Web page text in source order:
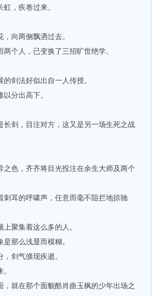
，疾卷过来。
向两侧飘洒过去。
个人，已变换了三招旷世绝学。
剑法好似出自一人传授。
分出高下。
剑，目注对方，这又是另一场生死之战
色，齐齐将目光投注在余生大师及两个
耳的呼啸声，任意而毫不阻拦地掠驰
聚集着这么多的人。
那么浅显而模糊。
剑气倏现疾逝。
就在那个面貌酷肖曲玉枫的少年出场之